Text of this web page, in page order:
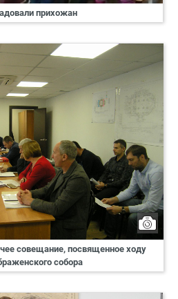
прихожан
совещание, посвященное ходу
собора